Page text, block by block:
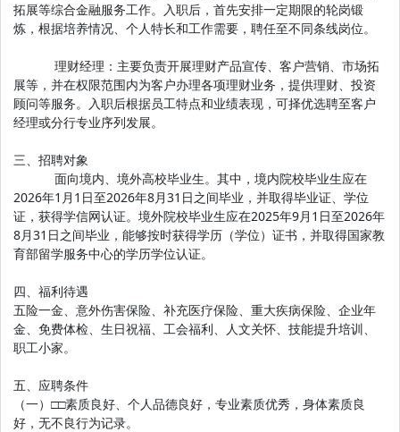
拓展等综合金融服务工作。入职后，首先安排一定期限的轮岗锻
炼，根据培养情况、个人特长和工作需要，聘任至不同条线岗位。
理财经理：主要负责开展理财产品宣传、客户营销、市场拓
展等，并在权限范围内为客户办理各项理财业务，提供理财、投资
顾问等服务。入职后根据员工特点和业绩表现，可择优选聘至客户
经理或分行专业序列发展。
三、招聘对象
面向境内、境外高校毕业生。其中，境内院校毕业生应在
2026年1月1日至2026年8月31日之间毕业，并取得毕业证、学位
证，获得学信网认证。境外院校毕业生应在2025年9月1日至2026年
8月31日之间毕业，能够按时获得学历（学位）证书，并取得国家教
育部留学服务中心的学历学位认证。
四、福利待遇
五险一金、意外伤害保险、补充医疗保险、重大疾病保险、企业年
金、免费体检、生日祝福、工会福利、人文关怀、技能提升培训、
职工小家。
五、应聘条件
（一）□□素质良好、个人品德良好，专业素质优秀，身体素质良
好，无不良行为记录。